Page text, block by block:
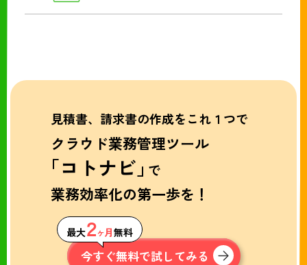
見積書、請求書の作成をこれ１つで
クラウド業務管理ツール
「コトナビ」で
業務効率化の第一歩を！
最大２ヶ月無料
今すぐ無料で試してみる